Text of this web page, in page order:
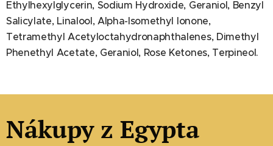
Ethylhexylglycerin, Sodium Hydroxide, Geraniol, Benzyl
Salicylate, Linalool, Alpha-Isomethyl Ionone,
Tetramethyl Acetyloctahydronaphthalenes, Dimethyl
Phenethyl Acetate, Geraniol, Rose Ketones, Terpineol.
Nákupy z Egypta